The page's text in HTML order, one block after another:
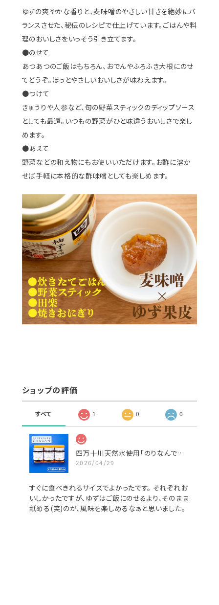
ゆずの爽やかな香りと、麦味噌のやさしい甘さを絶妙にバ
ランスさせた、秘伝のレシピで仕上げています。ごはんや料
理のおいしさをいっそう引き立てます。
●のせて
あつあつのご飯はもちろん、おでんやふろふき大根にのせ
てどうぞ。ほっとやさしいおいしさが味わえます。
●つけて
きゅうりや人参など、旬の野菜スティックのディップソース
としても最適。いつもの野菜がひと味違うおいしさで楽し
めます。
●あえて
野菜などの和え物にもお使いいただけます。お酢に溶か
せば手軽に本格的な酢味噌としても楽しめます。
ショップの評価
すべて 1 0 0
四万十川天然水使用「のりなんです」（ミニボトル3種セット）
2026/04/29
すぐに食べきれるサイズでよかったです。 それぞれお
いしかったですが、ゆずはご飯にのせるより、そのまま
舐める(笑)のが、風味を楽しめるなぁと思いました。